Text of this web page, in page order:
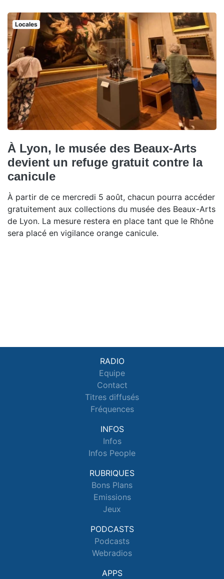
Locales
À Lyon, le musée des Beaux-Arts
devient un refuge gratuit contre la
canicule
À partir de ce mercredi 5 août, chacun pourra accéder
gratuitement aux collections du musée des Beaux-Arts
de Lyon. La mesure restera en place tant que le Rhône
sera placé en vigilance orange canicule.
RADIO
Equipe
Contact
Titres diffusés
Fréquences
INFOS
Infos
Infos People
RUBRIQUES
Bons Plans
Emissions
Jeux
PODCASTS
Podcasts
Webradios
APPS